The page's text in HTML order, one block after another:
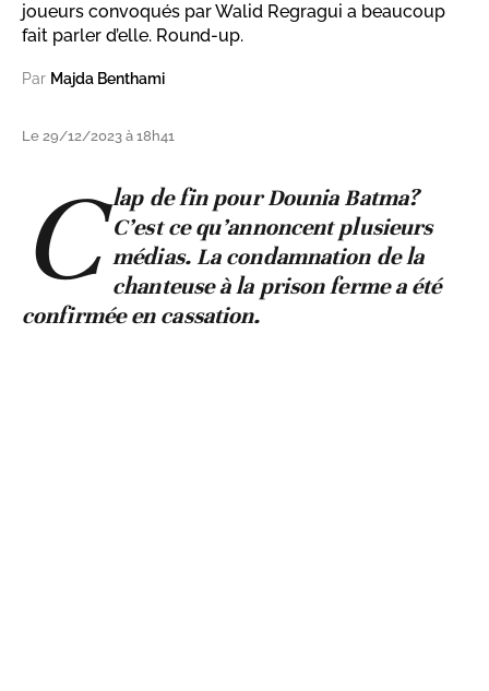
joueurs convoqués par Walid Regragui a beaucoup
fait parler d’elle. Round-up.
Par Majda Benthami
Le 29/12/2023 à 18h41
C lap de fin pour Dounia Batma?
C’est ce qu’annoncent plusieurs
médias. La condamnation de la
chanteuse à la prison ferme a été
confirmée en cassation.